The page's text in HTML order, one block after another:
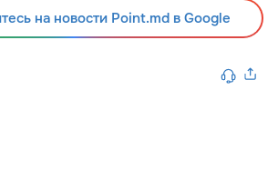
на новости Point.md в Google